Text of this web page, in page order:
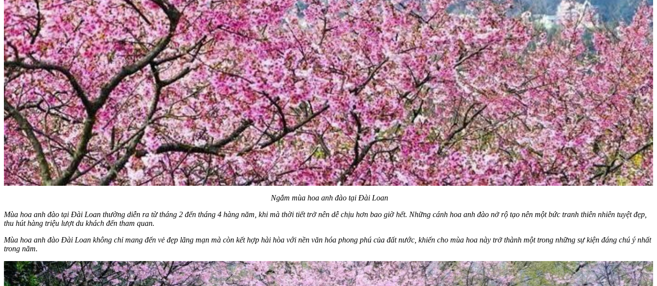
Ngắm mùa hoa anh đào tại Đài Loan
Mùa hoa anh đào tại Đài Loan thường diễn ra từ tháng 2 đến tháng 4 hàng năm, khi mà thời tiết trở nên dễ chịu hơn bao giờ hết. Những cánh hoa anh đào nở rộ tạo nên một bức tranh thiên nhiên tuyệt đẹp,
thu hút hàng triệu lượt du khách đến tham quan.
Mùa hoa anh đào Đài Loan không chỉ mang đến vẻ đẹp lãng mạn mà còn kết hợp hài hòa với nền văn hóa phong phú của đất nước, khiến cho mùa hoa này trở thành một trong những sự kiện đáng chú ý nhất
trong năm.